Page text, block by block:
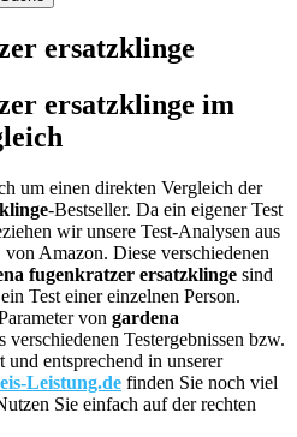
ersatzklinge
ersatzklinge im
um einen direkten Vergleich der
-Bestseller. Da ein eigener Test
wir unsere Test-Analysen aus
Amazon. Diese verschiedenen
fugenkratzer ersatzklinge sind
Test einer einzelnen Person.
von gardena
verschiedenen Testergebnissen bzw.
entsprechend in unserer
Leistung.de finden Sie noch viel
Sie einfach auf der rechten